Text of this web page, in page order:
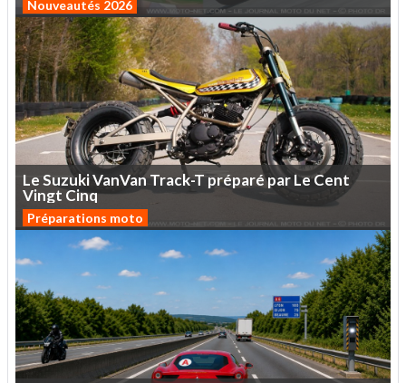
Nouveautés 2026
LeSuzukiVanVanTrack-TpréparéparLeCent
Vingt Cinq
Préparations moto